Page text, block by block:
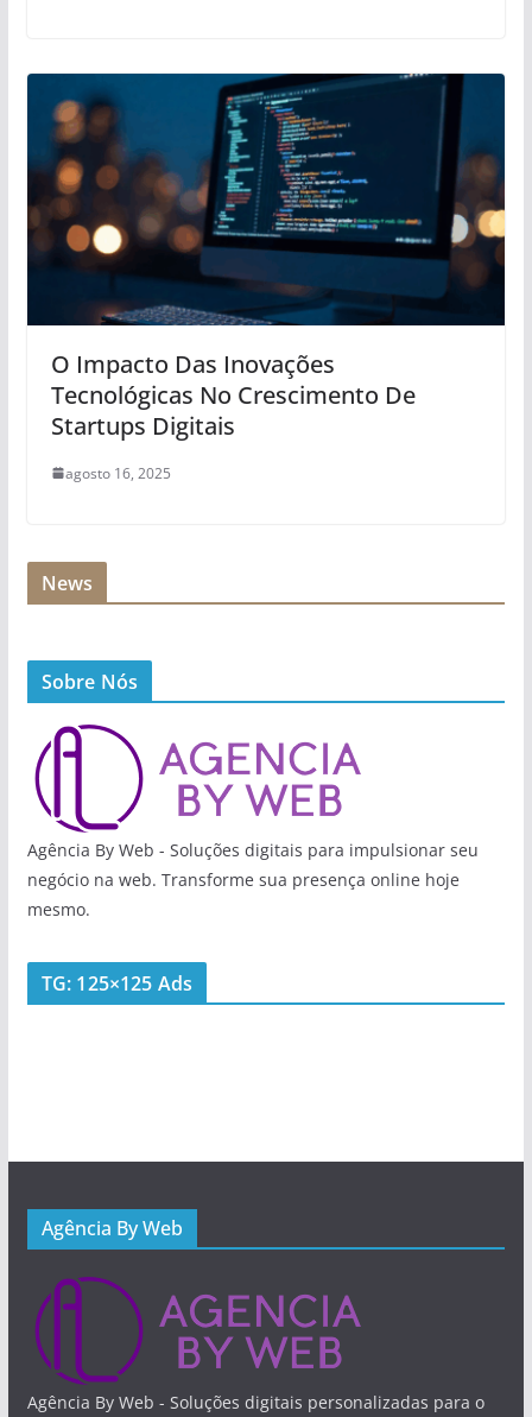
O Impacto Das Inovações
Tecnológicas No Crescimento De
Startups Digitais
agosto 16, 2025
News
Sobre Nós
Agência By Web - Soluções digitais para impulsionar seu
negócio na web. Transforme sua presença online hoje
mesmo.
TG: 125×125 Ads
Agência By Web
Agência By Web - Soluções digitais personalizadas para o